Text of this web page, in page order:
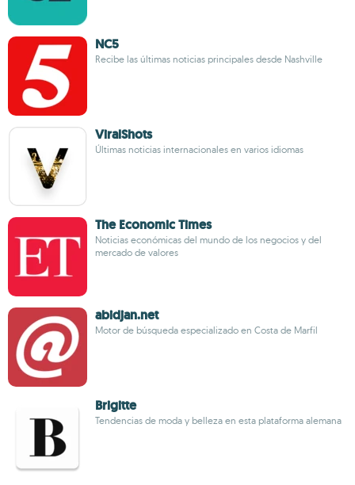
NC5
Recibe las últimas noticias principales desde Nashville
ViralShots
Últimas noticias internacionales en varios idiomas
The Economic Times
Noticias económicas del mundo de los negocios y del
mercado de valores
abidjan.net
Motor de búsqueda especializado en Costa de Marfil
Brigitte
Tendencias de moda y belleza en esta plataforma alemana